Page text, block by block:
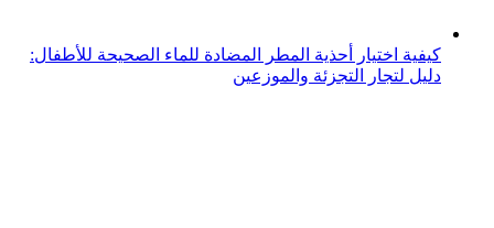
كيفية اختيار أحذية المطر المضادة للماء الصحيحة للأطفال:
دليل لتجار التجزئة والموزعين